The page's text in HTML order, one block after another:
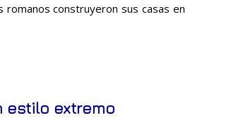
romanos construyeron sus casas en
estilo extremo